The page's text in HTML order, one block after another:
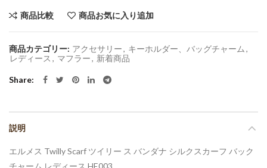
商品比較 商品お気に入り追加
商品カテゴリー: アクセサリー, キーホルダー、バッグチャーム ,
レディース , マフラー, 新着商品
Share
説明
エルメス Twilly Scarf ツイリー ス バンダナ シルクスカーフ バック